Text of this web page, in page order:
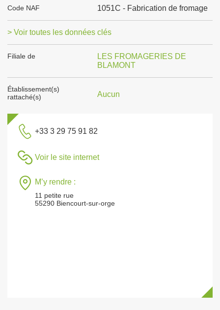
Code NAF 1051C - Fabrication de fromage
> Voir toutes les données clés
Filiale de
LES FROMAGERIES DE
BLAMONT
Établissement(s)
rattaché(s)
Aucun
+33 3 29 75 91 82
Voir le site internet
M’y rendre :
11 petite rue
55290 Biencourt-sur-orge